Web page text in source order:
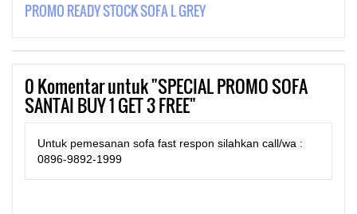
PROMO READY STOCK SOFA L GREY
0Komentar untuk "SPECIAL PROMO SOFA
SANTAI BUY 1 GET 3 FREE"
Untuk pemesanan sofa fast respon silahkan call/wa :
0896-9892-1999